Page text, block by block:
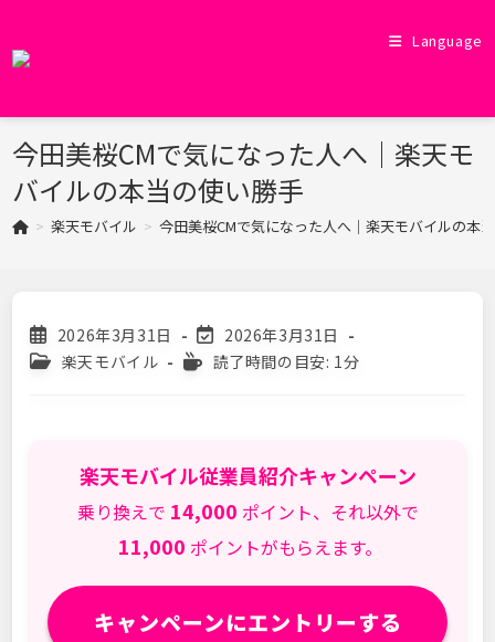
テ
ツ
へ
キ
ッ
Language
今田美桜CMで気になった人へ｜楽天モ
バイルの本当の使い勝手
> 楽天モバイル > 今田美桜CMで気になった人へ｜楽天モバイルの本
投
稿
公
2026年3月31日
投
稿
の
日:
2026年3月31日
投
楽天モバイル
読
か
る
時
間:
読了時間の目安: 1分
楽天モバイル従業員紹介キャンペーン
乗り換えで 14,000 ポイント、それ以外で
11,000 ポイントがもらえます。
キャンペーンにエントリーする